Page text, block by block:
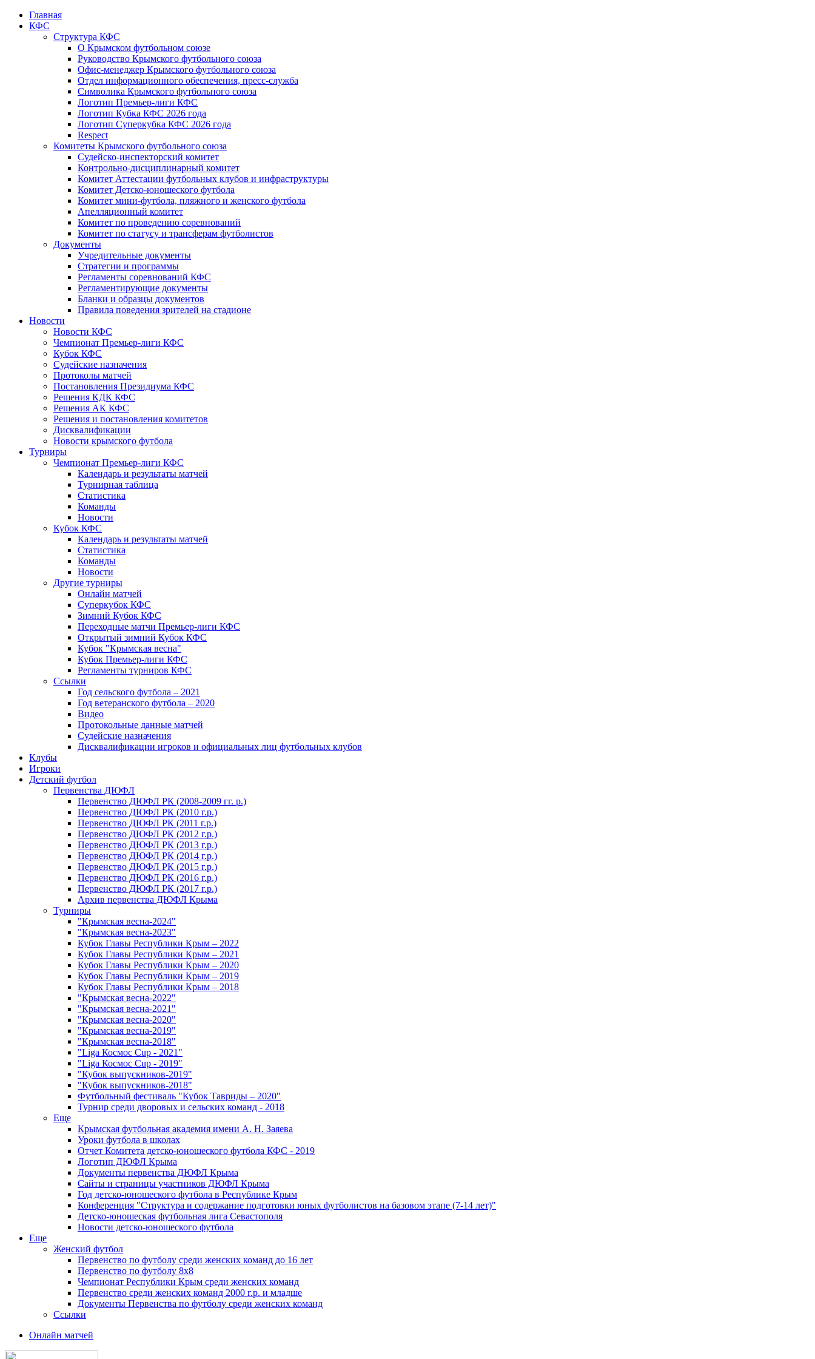
Главная
КФС
Структура КФС
О Крымском футбольном союзе
Руководство Крымского футбольного союза
Офис-менеджер Крымского футбольного союза
Отдел информационного обеспечения, пресс-служба
Символика Крымского футбольного союза
Логотип Премьер-лиги КФС
Логотип Кубка КФС 2026 года
Логотип Суперкубка КФС 2026 года
Respect
Комитеты Крымского футбольного союза
Судейско-инспекторский комитет
Контрольно-дисциплинарный комитет
Комитет Аттестации футбольных клубов и инфраструктуры
Комитет Детско-юношеского футбола
Комитет мини-футбола, пляжного и женского футбола
Апелляционный комитет
Комитет по проведению соревнований
Комитет по статусу и трансферам футболистов
Документы
Учредительные документы
Стратегии и программы
Регламенты соревнований КФС
Регламентирующие документы
Бланки и образцы документов
Правила поведения зрителей на стадионе
Новости
Новости КФС
Чемпионат Премьер-лиги КФС
Кубок КФС
Судейские назначения
Протоколы матчей
Постановления Президиума КФС
Решения КДК КФС
Решения АК КФС
Решения и постановления комитетов
Дисквалификации
Новости крымского футбола
Турниры
Чемпионат Премьер-лиги КФС
Календарь и результаты матчей
Турнирная таблица
Статистика
Команды
Новости
Кубок КФС
Календарь и результаты матчей
Статистика
Команды
Новости
Другие турниры
Онлайн матчей
Суперкубок КФС
Зимний Кубок КФС
Переходные матчи Премьер-лиги КФС
Открытый зимний Кубок КФС
Кубок "Крымская весна"
Кубок Премьер-лиги КФС
Регламенты турниров КФС
Ссылки
Год сельского футбола – 2021
Год ветеранского футбола – 2020
Видео
Протокольные данные матчей
Судейские назначения
Дисквалификации игроков и официальных лиц футбольных клубов
Клубы
Игроки
Детский футбол
Первенства ДЮФЛ
Первенство ДЮФЛ РК (2008-2009 гг. р.)
Первенство ДЮФЛ РК (2010 г.р.)
Первенство ДЮФЛ РК (2011 г.р.)
Первенство ДЮФЛ РК (2012 г.р.)
Первенство ДЮФЛ РК (2013 г.р.)
Первенство ДЮФЛ РК (2014 г.р.)
Первенство ДЮФЛ РК (2015 г.р.)
Первенство ДЮФЛ РК (2016 г.р.)
Первенство ДЮФЛ РК (2017 г.р.)
Архив первенства ДЮФЛ Крыма
Турниры
"Крымская весна-2024"
"Крымская весна-2023"
Кубок Главы Республики Крым – 2022
Кубок Главы Республики Крым – 2021
Кубок Главы Республики Крым – 2020
Кубок Главы Республики Крым – 2019
Кубок Главы Республики Крым – 2018
"Крымская весна-2022"
"Крымская весна-2021"
"Крымская весна-2020"
"Крымская весна-2019"
"Крымская весна-2018"
"Liga Космос Cup - 2021"
"Liga Космос Cup - 2019"
"Кубок выпускников-2019"
"Кубок выпускников-2018"
Футбольный фестиваль "Кубок Тавриды – 2020"
Турнир среди дворовых и сельских команд - 2018
Еще
Крымская футбольная академия имени А. Н. Заяева
Уроки футбола в школах
Отчет Комитета детско-юношеского футбола КФС - 2019
Логотип ДЮФЛ Крыма
Документы первенства ДЮФЛ Крыма
Сайты и страницы участников ДЮФЛ Крыма
Год детско-юношеского футбола в Республике Крым
Конференция "Структура и содержание подготовки юных футболистов на базовом этапе (7-14 лет)"
Детско-юношеская футбольная лига Севастополя
Новости детско-юношеского футбола
Еще
Женский футбол
Первенство по футболу среди женских команд до 16 лет
Первенство по футболу 8х8
Чемпионат Республики Крым среди женских команд
Первенство среди женских команд 2000 г.р. и младше
Документы Первенства по футболу среди женских команд
Ссылки
Онлайн матчей